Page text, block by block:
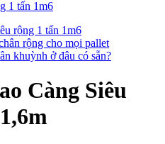
Càng Siêu